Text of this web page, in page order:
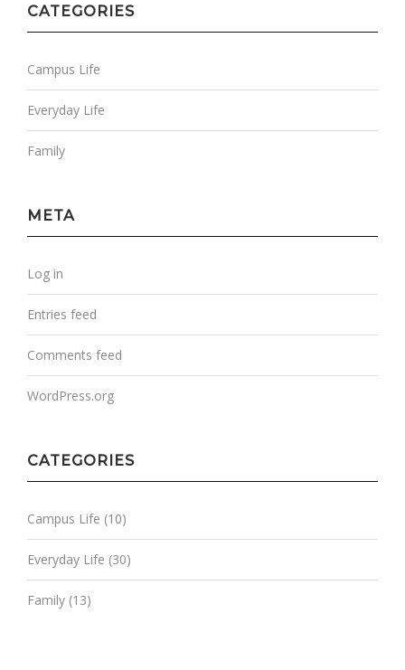
CATEGORIES
Campus Life
Everyday Life
Family
META
Log in
Entries feed
Comments feed
WordPress.org
CATEGORIES
Campus Life (10)
Everyday Life (30)
Family (13)